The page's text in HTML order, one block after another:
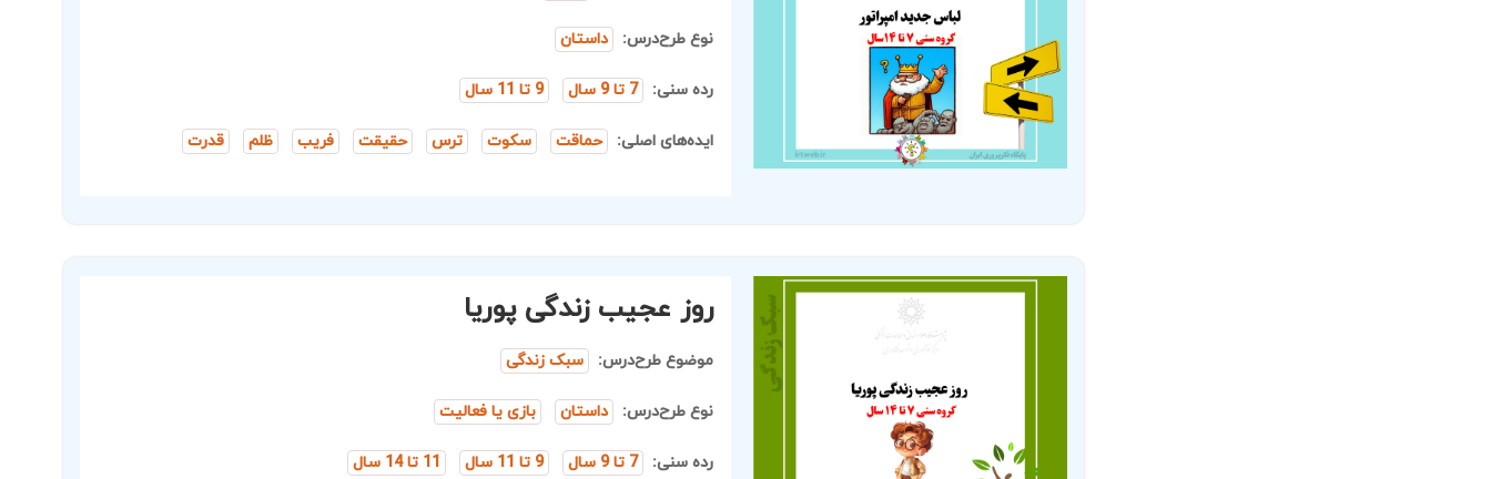
نوع طرح‌درس: داستان
رده سنی: 7 تا 9 سال 9 تا 11 سال
ایده‌های اصلی: حماقت سکوت ترس حقیقت فریب ظلم قدرت
روز عجیب زندگی پوریا
موضوع طرح‌درس: سبک زندگی
نوع طرح‌درس: داستان بازی یا فعالیت
رده سنی: 7 تا 9 سال 9 تا 11 سال 11 تا 14 سال